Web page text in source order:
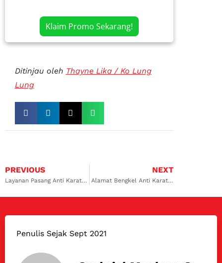
Klaim Promo Sekarang!
Ditinjau oleh Thayne Lika / Ko Lung
Lung
PREVIOUS
Layanan Pasang Anti Karat Mobil Jakarta
NEXT
Alamat Bengkel Anti Karat Mobil Rust Protection Terpercaya
Penulis Sejak Sept 2021